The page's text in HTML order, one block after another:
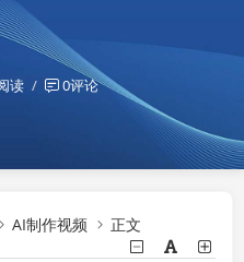
读 0评论
AI制作视频 正文